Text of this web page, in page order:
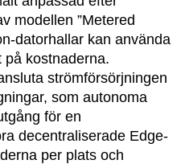
modellen ”Metered
datorhallar kan använda
på kostnaderna.
strömförsörjningen
som autonoma
för en
decentraliserade Edge-
per plats och